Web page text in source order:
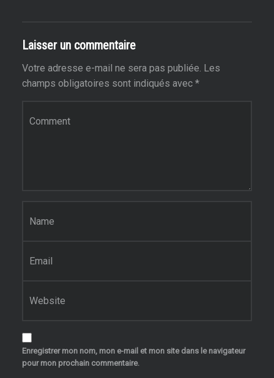
Laisser un commentaire
Votre adresse e-mail ne sera pas publiée. Les
champs obligatoires sont indiqués avec *
Enregistrer mon nom, mon e-mail et mon site dans le navigateur
pour mon prochain commentaire.